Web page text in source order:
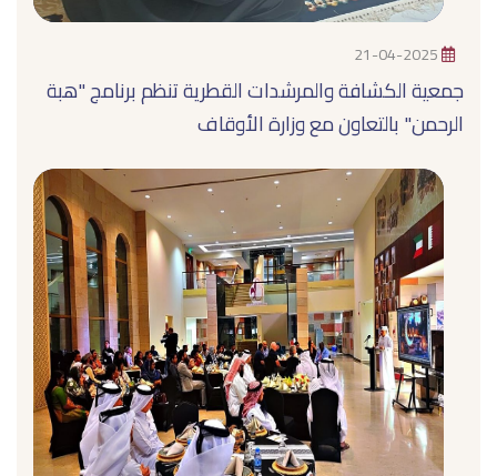
21-04-2025
جمعية الكشافة والمرشدات القطرية تنظم برنامج "هبة
الرحمن" بالتعاون مع وزارة الأوقاف